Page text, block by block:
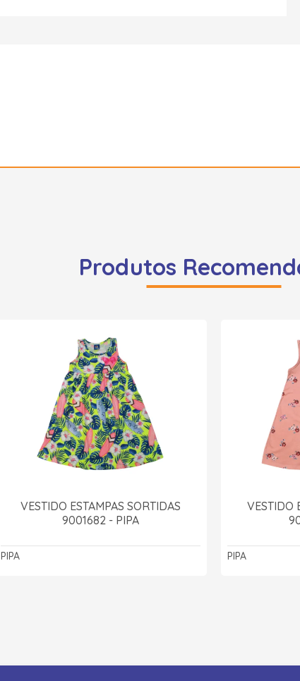
Produtos
VESTIDO ESTAMPAS SORTIDAS
9001682 - PIPA
PIPA
VESTIDO
PIPA